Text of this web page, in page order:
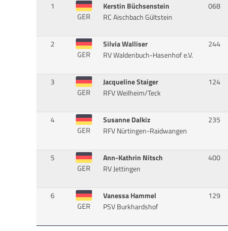
1
GER
Kerstin Büchsenstein
RC Aischbach Gültstein
068
2
GER
Silvia Walliser
RV Waldenbuch-Hasenhof e.V.
244
3
GER
Jacqueline Staiger
RFV Weilheim/Teck
124
4
GER
Susanne Dalkiz
RFV Nürtingen-Raidwangen
235
5
GER
Ann-Kathrin Nitsch
RV Jettingen
400
6
GER
Vanessa Hammel
PSV Burkhardshof
129